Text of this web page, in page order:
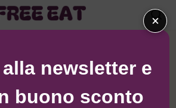
×
newsletter e
buono sconto